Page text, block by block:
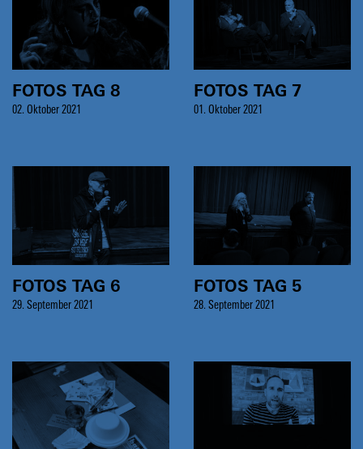
FOTOS TAG 8
02. Oktober 2021
FOTOS TAG 7
01. Oktober 2021
FOTOS TAG 6
29. September 2021
FOTOS TAG 5
28. September 2021